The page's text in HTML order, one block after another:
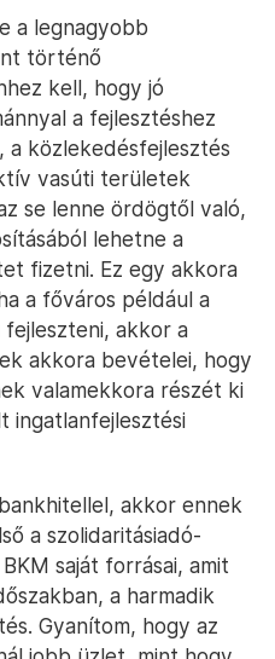
a legnagyobb
történő
kell, hogy jó
a fejlesztéshez
közlekedésfejlesztés
vasúti területek
se lenne ördögtől való,
lehetne a
fizetni. Ez egy akkora
a főváros például a
akkor a
akkora bevételei, hogy
valamekkora részét ki
ingatlanfejlesztési
akkor ennek
a szolidaritásiadó-
saját forrásai, amit
a harmadik
Gyanítom, hogy az